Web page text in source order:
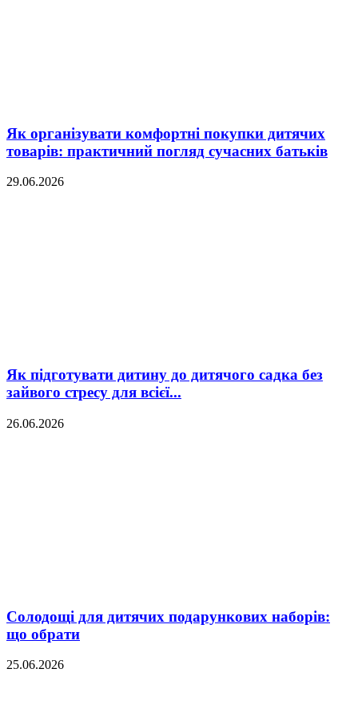
Як організувати комфортні покупки дитячих
товарів: практичний погляд сучасних батьків
29.06.2026
Як підготувати дитину до дитячого садка без
зайвого стресу для всієї...
26.06.2026
Солодощі для дитячих подарункових наборів:
що обрати
25.06.2026